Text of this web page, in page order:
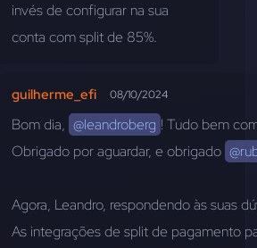
invés de configurar na sua
conta com split de 85%.
guilherme_efi 08/10/2024
Bom dia, @leandroberg ! Tudo bem
Obrigado por aguardar, e obrigado
Agora, Leandro, respondendo às suas
As integrações de split de pagamento